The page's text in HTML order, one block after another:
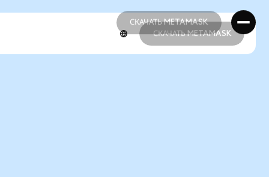
СКАЧАТЬ METAMASK
СКАЧАТЬ METAMASK
СКАЧАТЬ METAMASK